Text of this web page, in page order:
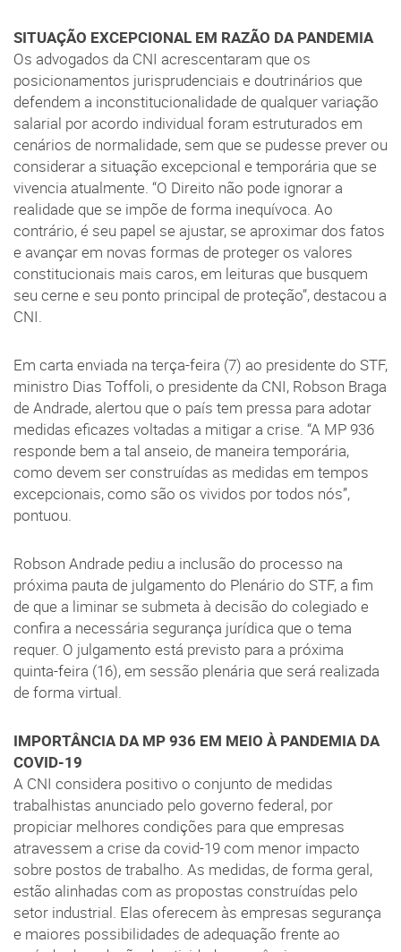
SITUAÇÃO EXCEPCIONAL EM RAZÃO DA PANDEMIA
Os advogados da CNI acrescentaram que os
posicionamentos jurisprudenciais e doutrinários que
defendem a inconstitucionalidade de qualquer variação
salarial por acordo individual foram estruturados em
cenários de normalidade, sem que se pudesse prever ou
considerar a situação excepcional e temporária que se
vivencia atualmente. “O Direito não pode ignorar a
realidade que se impõe de forma inequívoca. Ao
contrário, é seu papel se ajustar, se aproximar dos fatos
e avançar em novas formas de proteger os valores
constitucionais mais caros, em leituras que busquem
seu cerne e seu ponto principal de proteção”, destacou a
CNI.
Em carta enviada na terça-feira (7) ao presidente do STF,
ministro Dias Toffoli, o presidente da CNI, Robson Braga
de Andrade, alertou que o país tem pressa para adotar
medidas eficazes voltadas a mitigar a crise. “A MP 936
responde bem a tal anseio, de maneira temporária,
como devem ser construídas as medidas em tempos
excepcionais, como são os vividos por todos nós”,
pontuou.
Robson Andrade pediu a inclusão do processo na
próxima pauta de julgamento do Plenário do STF, a fim
de que a liminar se submeta à decisão do colegiado e
confira a necessária segurança jurídica que o tema
requer. O julgamento está previsto para a próxima
quinta-feira (16), em sessão plenária que será realizada
de forma virtual.
IMPORTÂNCIA DA MP 936 EM MEIO À PANDEMIA DA
COVID-19
A CNI considera positivo o conjunto de medidas
trabalhistas anunciado pelo governo federal, por
propiciar melhores condições para que empresas
atravessem a crise da covid-19 com menor impacto
sobre postos de trabalho. As medidas, de forma geral,
estão alinhadas com as propostas construídas pelo
setor industrial. Elas oferecem às empresas segurança
e maiores possibilidades de adequação frente ao